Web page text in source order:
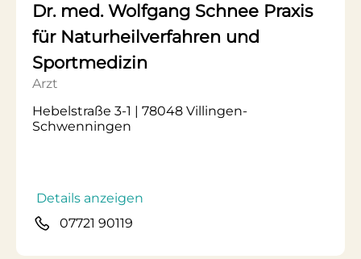
Dr. med. Wolfgang Schnee Praxis
für Naturheilverfahren und
Sportmedizin
Arzt
Hebelstraße 3-1 | 78048 Villingen-
Schwenningen
Details anzeigen
07721 90119